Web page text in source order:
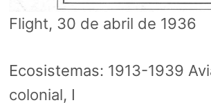
Flight, 30 de abril de 1936
Ecosistemas: 1913-1939
colonial, I